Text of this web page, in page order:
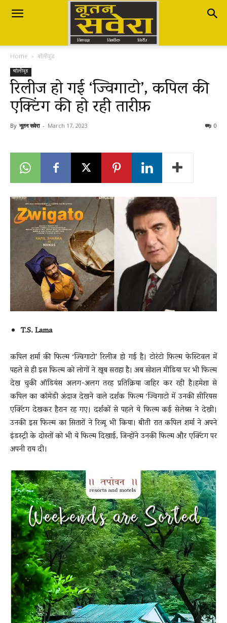
Nutan
Savera
नूतन
Breaking
LIVE
Home बॉलीवुड
बॉलीवुड
रिलीज हो गई ‘ज्विगाटो’, कपिल की
एक्टिंग की हो रही तारीफ़
By नूतन सवेरा - March 17, 2023 0
T.S. Lama
कपिल शर्मा की फिल्म ‘ज्विगाटो’ रिलीज हो गई है। टोरंटो फिल्म फेस्टिवल में
पहले से ही इस फिल्म को लोगों ने खूब सराहा है। अब सोशल मीडिया पर भी फिल्म
देख चुकी ऑडियंस अलग-अलग तरह प्रतिक्रिया जाहिर कर रही है।हमेशा से
कपिल का कॉमेडी अंदाज देखने वाले दर्शक फिल्म ‘ज्विगाटो में उनकी सीरियस
एक्टिंग देखकर हैरान रह गए। दर्शकों से पहले ये फिल्म कई सेलेब्स ने देखी।
उनकी इस फिल्म का सितारों ने रिव्यू भी किया। बीती रात कपिल शर्मा ने अपने
इंडस्ट्री के दोस्तों को भी ये फिल्म दिखाई, जिन्होंने उनकी फिल्म और एक्टिंग पर
अपनी राय दी।